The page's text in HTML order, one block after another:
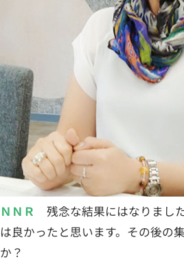
ＮＮＲ
残念な結果にはなりまし
は良かったと思います。その後の
か？